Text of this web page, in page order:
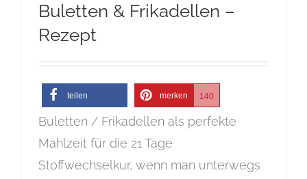
Buletten & Frikadellen –
Rezept
teilen merken 140
Buletten / Frikadellen als perfekte
Mahlzeit für die 21 Tage
Stoffwechselkur, wenn man unterwegs